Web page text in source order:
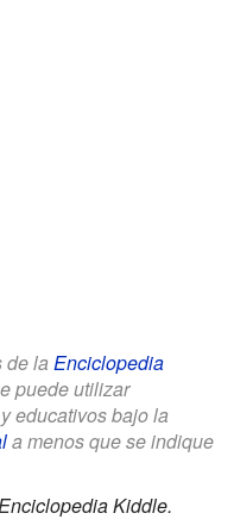
de la Enciclopedia
puede utilizar
educativos bajo la
a menos que se indique
Kiddle.